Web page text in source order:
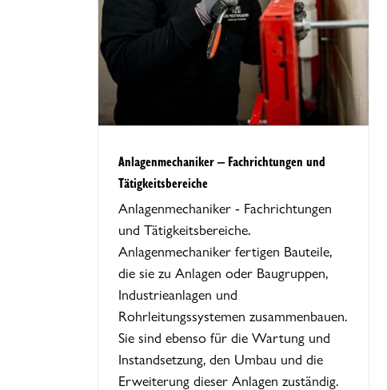
Anlagenmechaniker – Fachrichtungen und
Tätigkeitsbereiche
Anlagenmechaniker - Fachrichtungen
und Tätigkeitsbereiche.
Anlagenmechaniker fertigen Bauteile,
die sie zu Anlagen oder Baugruppen,
Industrieanlagen und
Rohrleitungssystemen zusammenbauen.
Sie sind ebenso für die Wartung und
Instandsetzung, den Umbau und die
Erweiterung dieser Anlagen zuständig.